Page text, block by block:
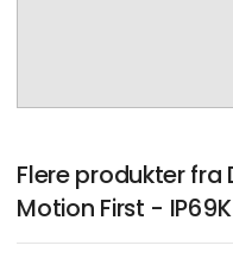
Flere produkter fra
Motion First -